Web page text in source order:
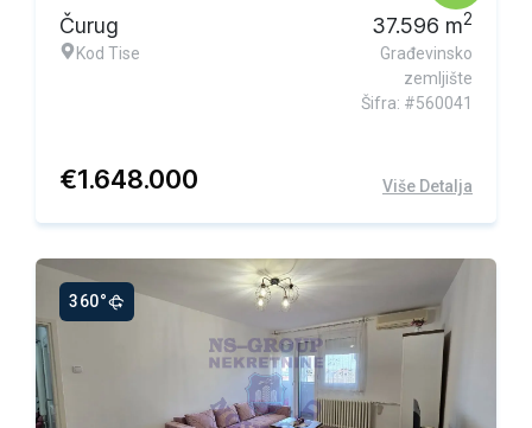
Čurug
Kod Tise
37.596 m2
Građevinsko
zemljište
Šifra: #560041
€1.648.000 Više Detalja
360°